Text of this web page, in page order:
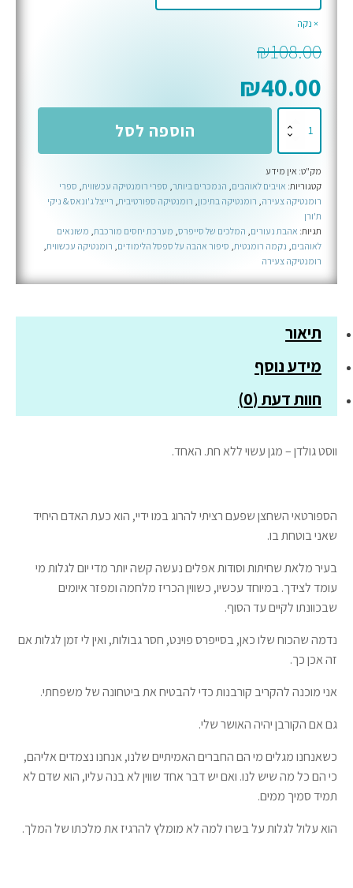
נקה
₪108.00
₪40.00
לנצח
-
ספר
שלישי
בסדרת
הוספה לסל
מק"ט: אין מידע
קטגוריות: אויבים לאוהבים הנמכרים ביותר ספרי רומנטיקה עכשווית ספרי
רומנטיקה צעירה רומנטיקה בתיכון רומנטיקה ספורטיבית רייצל ג'ונאס & ניקי
ת'ורן
תגיות: אהבת נעורים המלכים של סייפרס מערכת יחסים מורכבת משונאים
לאוהבים נקמה רומנטית סיפור אהבה על ספסל הלימודים רומנטיקה עכשווית
רומנטיקה צעירה
תיאור
מידע נוסף
חוות דעת (0)
ווסט גולדן – מגן עשוי ללא חת. האחד.
הספורטאי השחצן שפעם רציתי להרוג במו ידיי, הוא כעת האדם היחיד
שאני בוטחת בו.
בעיר מלאת שחיתות וסודות אפלים נעשה קשה יותר מדי יום לגלות מי
עומד לצידך. במיוחד עכשיו, כשווין הכריז מלחמה ומפזר איומים
שבכוונתו לקיים עד הסוף.
נדמה שהכוח שלו כאן, בסייפרס פוינט, חסר גבולות, ואין לי זמן לגלות אם
זה אכן כך.
אני מוכנה להקריב קורבנות כדי להבטיח את ביטחונה של משפחתי.
גם אם הקורבן יהיה האושר שלי.
כשאנחנו מגלים מי הם החברים האמיתיים שלנו, אנחנו נצמדים אליהם,
כי הם כל מה שיש לנו. ואם יש דבר אחד שווין לא בנה עליו, הוא שדם לא
תמיד סמיך ממים.
הוא עלול לגלות על בשרו למה לא מומלץ להרגיז את מלכתו של המלך.